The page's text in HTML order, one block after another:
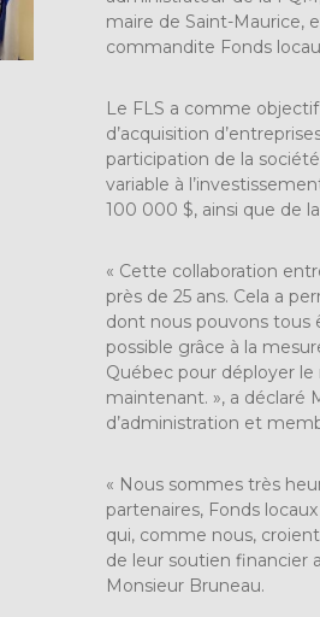
maire de Saint-Maurice,
commandite Fonds
Le FLS a comme
d’acquisition
participation de la
variable à
100 000 $, ainsi que de
« Cette collaboration
près de 25 ans. Cela a
dont nous pouvons tous
possible grâce à la
Québec pour déployer le
maintenant. », a déclaré
d’administration et
« Nous sommes très
partenaires, Fonds
qui, comme nous,
de leur soutien financier
Monsieur Bruneau.